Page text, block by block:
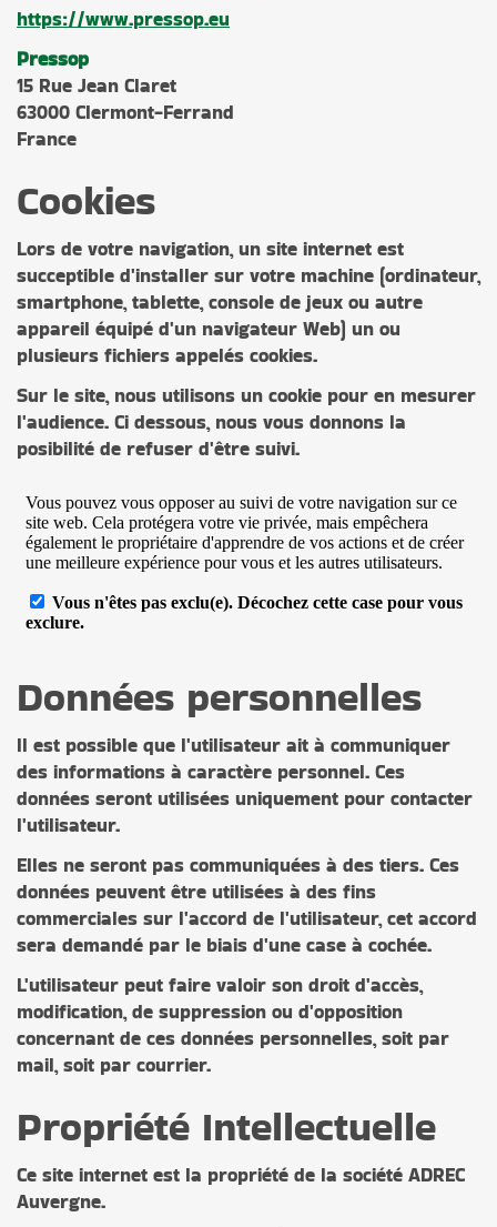
https://www.pressop.eu
Pressop
15 Rue Jean Claret
63000 Clermont-Ferrand
France
Cookies
Lors de votre navigation, un site internet est
succeptible d'installer sur votre machine (ordinateur,
smartphone, tablette, console de jeux ou autre
appareil équipé d'un navigateur Web) un ou
plusieurs fichiers appelés cookies.
Sur le site, nous utilisons un cookie pour en mesurer
l'audience. Ci dessous, nous vous donnons la
posibilité de refuser d'être suivi.
Données personnelles
Il est possible que l'utilisateur ait à communiquer
des informations à caractère personnel. Ces
données seront utilisées uniquement pour contacter
l'utilisateur.
Elles ne seront pas communiquées à des tiers. Ces
données peuvent être utilisées à des fins
commerciales sur l'accord de l'utilisateur, cet accord
sera demandé par le biais d'une case à cochée.
L'utilisateur peut faire valoir son droit d'accès,
modification, de suppression ou d'opposition
concernant de ces données personnelles, soit par
mail, soit par courrier.
Propriété Intellectuelle
Ce site internet est la propriété de la société ADREC
Auvergne.